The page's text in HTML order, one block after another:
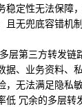
稳定性无法保障
且无兜底容错机
层第三方转发链
据、业务资料、
无法满足隐私
低 冗余的多层转